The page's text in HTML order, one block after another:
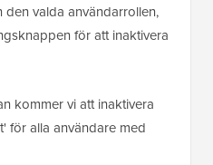
valda användarrollen,
för att inaktivera
kommer vi att inaktivera
för alla användare med